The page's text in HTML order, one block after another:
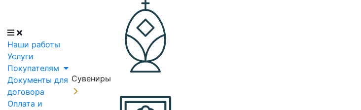
Наши работы
Услуги
Покупателям
Документы для
договора
Оплата и
Сувениры